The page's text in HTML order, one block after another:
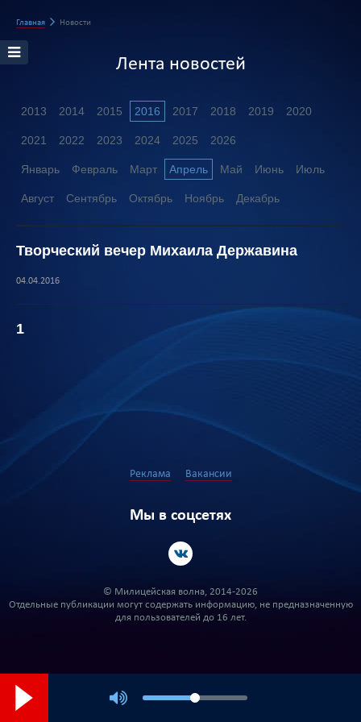
Главная Новости
Лента новостей
2013 2014 2015 2016 2017 2018 2019 2020
2021 2022 2023 2024 2025 2026
Январь Февраль Март Апрель Май Июнь Июль
Август Сентябрь Октябрь Ноябрь Декабрь
Творческий вечер Михаила Державина
04.04.2016
1
Реклама Вакансии
Мы в соцсетях
© Милицейская волна, 2014-2026
Отдельные публикации могут содержать информацию, не предназначенную
для пользователей до 16 лет.